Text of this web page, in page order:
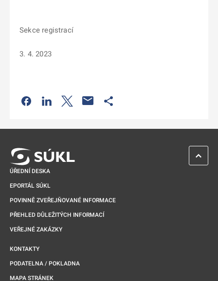
Sekce registrací
3. 4. 2023
Odkaz se otevře na nové kartě
Odkaz se otevře na nové kartě
Odkaz se otevře na nové kartě
ÚŘEDNÍ DESKA
EPORTÁL SÚKL
POVINNĚ ZVEŘEJŇOVANÉ INFORMACE
PŘEHLED DŮLEŽITÝCH INFORMACÍ
VEŘEJNÉ ZAKÁZKY
KONTAKTY
PODATELNA / POKLADNA
MAPA STRÁNEK
ZPĚT